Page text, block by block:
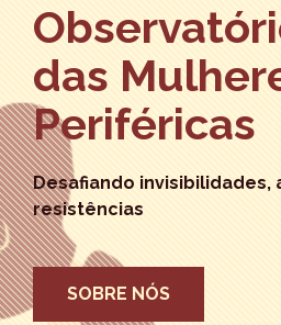
das
Periféricas
Desafiando invisibilidades,
resistências
SOBRE NÓS